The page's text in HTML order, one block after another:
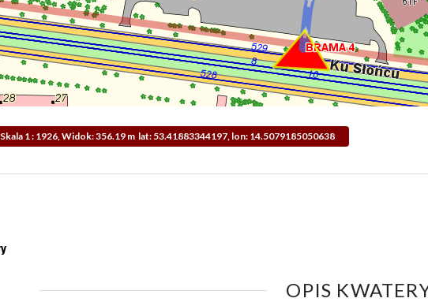
Skala 1 : 1926, Widok: 356.19 m lat: 53.41883344197, lon: 14.5079185050638
OPIS